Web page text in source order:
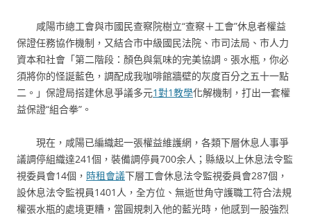
咸陽市總工會與市國民查察院樹立“查察＋工會”休息者權益
保證任務協作機制，又結合市中級國民法院、市司法局、市人力
資本和社會「第二階段：顏色與氣味的完美協調。張水瓶，你必
須將你的怪誕藍色，調配成我咖啡館牆壁的灰度百分之五十一點
二。」保證局搭建休息爭議多元1對1教學化解機制，打出一套權
益保證“組合拳”。
現在，咸陽已編織起一張權益維護網，各類下層休息人事爭
議調停組織達241個，裝備調停員700余人；縣級以上休息法令監
視委員會14個， 時租會議下層工會休息法令監視委員會287個，
設休息法令監視員1401人，全方位、無逝世角守護職工符合法規
權張水瓶的處境更糟，當圓規刺入他的藍光時，他感到一股強烈